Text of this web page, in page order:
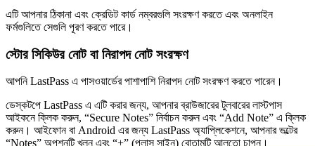
এটি আপনার ঠিকানা এবং ক্রেডিট কার্ড নম্বরগুলি সংরক্ষণ করতে এবং অনলাইন
ফর্মগুলিতে সেগুলি পূরণ করতে পারে।
স্টোর সিকিউর নোট বা নিরাপদ নোট সংরক্ষণ
আপনি LastPass এ পাসওয়ার্ডের পাশাপাশি নিরাপদ নোট সংরক্ষণ করতে পারেন।
ডেস্কটপে LastPass এ এটি করার জন্য, আপনার ব্রাউজারের টুলবারের লাস্টপাস
আইকনে ক্লিক করুন, “Secure Notes” নির্বাচন করুন এবং “Add Note” এ ক্লিক
করুন। আইফোন বা Android এর জন্য LastPass অ্যাপ্লিকেশনে, আপনার ভল্টের
“Notes” অপশনটি খুলুন এবং “+” (প্লাস সাইন) বোতামটি আলতো চাপুন।